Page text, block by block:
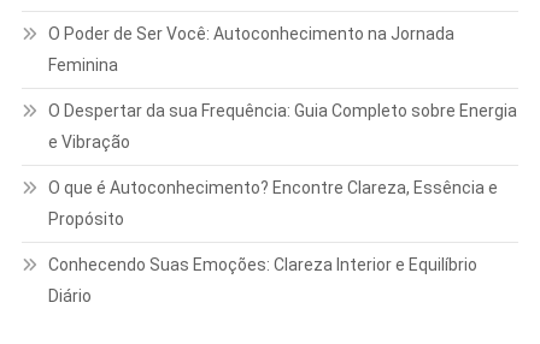
O Poder de Ser Você: Autoconhecimento na Jornada
Feminina
O Despertar da sua Frequência: Guia Completo sobre Energia
e Vibração
O que é Autoconhecimento? Encontre Clareza, Essência e
Propósito
Conhecendo Suas Emoções: Clareza Interior e Equilíbrio
Diário